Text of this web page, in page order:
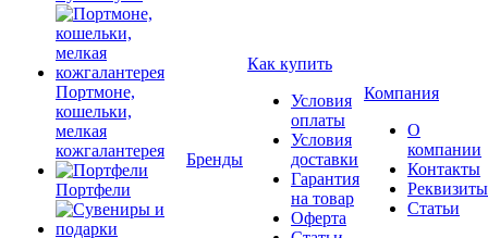
Портмоне,
кошельки,
мелкая
кожгалантерея
Портфели
Бренды
Как купить
Условия
оплаты
Условия
доставки
Гарантия
на товар
Оферта
Компания
О
компании
Контакты
Реквизиты
Статьи